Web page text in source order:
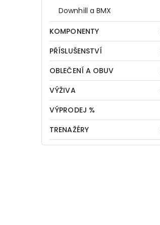
Downhill a BMX
KOMPONENTY
PŘÍSLUŠENSTVÍ
OBLEČENÍ A OBUV
VÝŽIVA
VÝPRODEJ %
TRENAŽÉRY